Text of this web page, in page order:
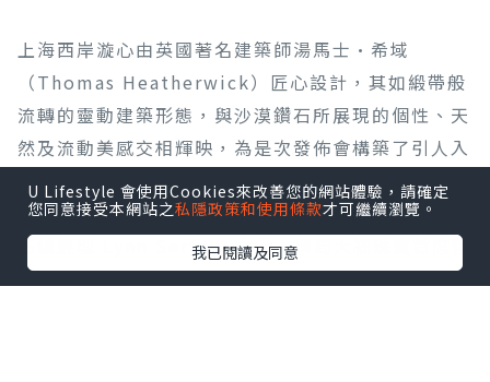
上海西岸漩心由英國著名建築師湯馬士·希域
（Thomas Heatherwick）匠心設計，其如緞帶般
流轉的靈動建築形態，與沙漠鑽石所展現的個性、天
然及流動美感交相輝映，為是次發佈會構築了引人入
勝的視覺意境。盛典高潮為隆重的敲鑼啟動儀式，象
徵沙漠鑽石全新篇章的展開。De Beers 集團天然鑽
石總經理 Lynn Serfaty 女士，與周大福珠寶首席營
運官黃燕瓊女士、周生生集團副總經理周允成先生、
U Lifestyle 會使用Cookies來改善您的網站體驗，請確定
您同意接受本網站之私隱政策和使用條款才可繼續瀏覽。
我已閱讀及同意